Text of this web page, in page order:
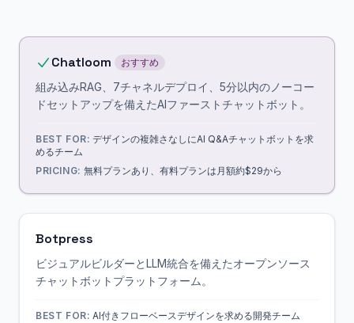
Chatloom おすすめ
組み込みRAG、7チャネルデプロイ、5分以内のノーコー
ドセットアップを備えたAIファーストチャットボット。
BEST FOR: デザインの複雑さなしにAI Q&Aチャットボットを求
めるチーム
PRICING: 無料プランあり、有料プランは月額約$29から
Botpress
ビジュアルビルダーとLLM統合を備えたオープンソース
チャットボットプラットフォーム。
BEST FOR: AI付きフローベースデザインを求める開発チーム